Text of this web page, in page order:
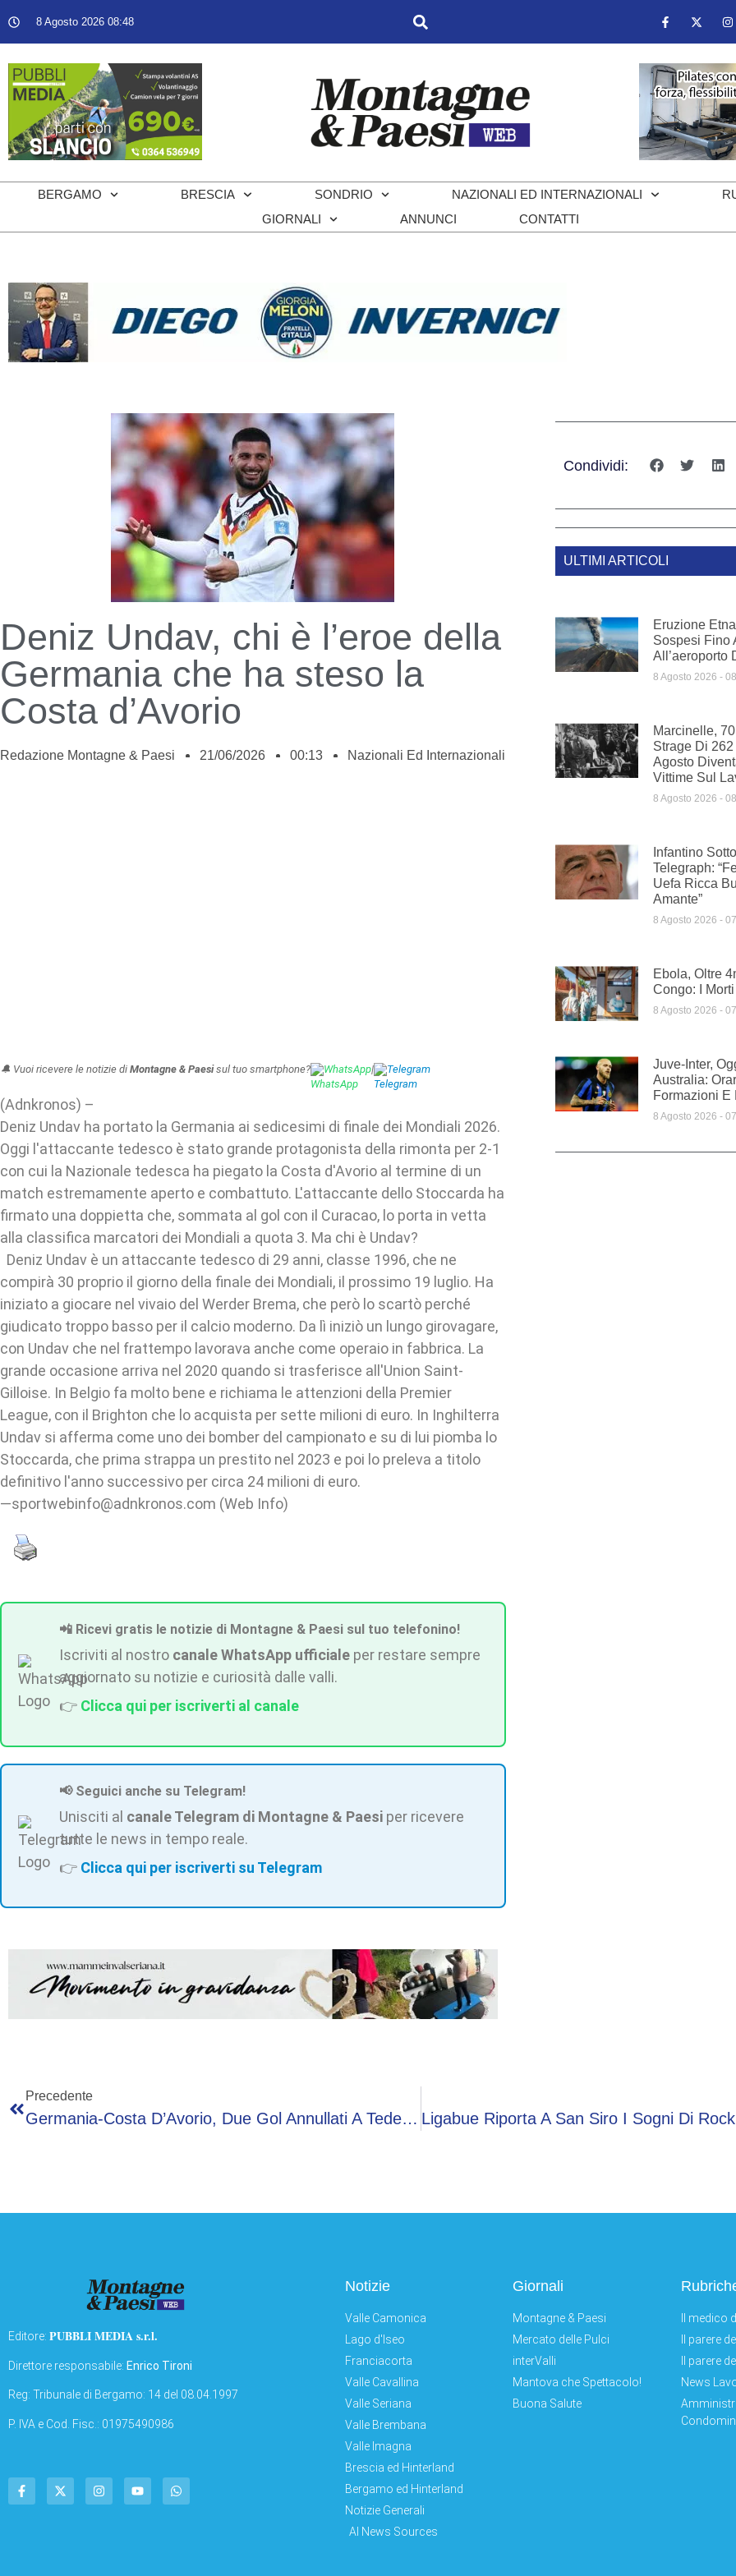
8 Agosto 2026 08:48
BERGAMO BRESCIA SONDRIO NAZIONALI ED INTERNAZIONALI
GIORNALI
ANNUNCI CONTATTI
Deniz Undav, chi è l’eroe della
Germania che ha steso la
Costa d’Avorio
Redazione Montagne & Paesi 21/06/2026 00:13 Nazionali Ed Internazionali
🔔 Vuoi ricevere le notizie di Montagne & Paesisul tuo smartphone? WhatsApp| Telegram
(Adnkronos) –
Deniz Undav ha portato la Germania ai sedicesimi di finale dei Mondiali 2026.
Oggi l'attaccante tedesco è stato grande protagonista della rimonta per 2-1
con cui la Nazionale tedesca ha piegato la Costa d'Avorio al termine di un
match estremamente aperto e combattuto. L'attaccante dello Stoccarda ha
firmato una doppietta che, sommata al gol con il Curacao, lo porta in vetta
alla classifica marcatori dei Mondiali a quota 3. Ma chi è Undav?
Deniz Undav è un attaccante tedesco di 29 anni, classe 1996, che ne
compirà 30 proprio il giorno della finale dei Mondiali, il prossimo 19 luglio. Ha
iniziato a giocare nel vivaio del Werder Brema, che però lo scartò perché
giudicato troppo basso per il calcio moderno. Da lì iniziò un lungo girovagare,
con Undav che nel frattempo lavorava anche come operaio in fabbrica. La
grande occasione arriva nel 2020 quando si trasferisce all'Union Saint-
Gilloise. In Belgio fa molto bene e richiama le attenzioni della Premier
League, con il Brighton che lo acquista per sette milioni di euro. In Inghilterra
Undav si afferma come uno dei bomber del campionato e su di lui piomba lo
Stoccarda, che prima strappa un prestito nel 2023 e poi lo preleva a titolo
definitivo l'anno successivo per circa 24 milioni di euro.
—sportwebinfo@adnkronos.com (Web Info)
📲 Ricevi gratis le notizie di Montagne & Paesi sul tuo telefonino!
Iscriviti al nostro canale WhatsApp ufficiale per restare sempre
aggiornato su notizie e curiosità dalle valli.
👉 Clicca qui per iscriverti al canale
📢 Seguici anche su Telegram!
Unisciti al canale Telegram di Montagne & Paesi per ricevere
tutte le news in tempo reale.
👉 Clicca qui per iscriverti su Telegram
Condividi:
ULTIMI ARTICOLI
Eruzione
Sospesi Fino
All’aeroporto
8 Agosto 2026
Marcinelle,
Strage Di 262
Agosto
Vittime Sul
8 Agosto 2026
Infantino
Telegraph:
Uefa Ricca
Amante”
8 Agosto 2026
Ebola, Oltre
Congo: I
8 Agosto 2026
Juve-Inter,
Australia:
Formazioni E
8 Agosto 2026
Precedente
Germania-Costa D’Avorio, Due Gol Annullati A Tedeschi: Proteste Ai Mondiali
Editore: PUBBLI MEDIA s.r.l.
Direttore responsabile: Enrico Tironi
Reg: Tribunale di Bergamo: 14 del 08.04.1997
P. IVA e Cod. Fisc.: 01975490986
Notizie
Valle Camonica
Lago d'Iseo
Franciacorta
Valle Cavallina
Valle Seriana
Valle Brembana
Valle Imagna
Brescia ed Hinterland
Bergamo ed Hinterland
Notizie Generali
AI News Sources
Giornali
Montagne & Paesi
Mercato delle Pulci
interValli
Mantova che Spettacolo!
Buona Salute
Il medico
Il parere
Il parere
News